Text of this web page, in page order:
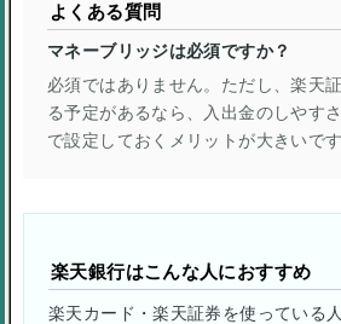
よくある質問
マネーブリッジは必須ですか？
必須ではありません。ただし、楽天
る予定があるなら、入出金のしやす
で設定しておくメリットが大きいです
楽天銀行はこんな人におすすめ
楽天カード・楽天証券を使っている